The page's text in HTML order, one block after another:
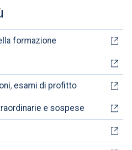
formazione
esami di profitto
e sospese